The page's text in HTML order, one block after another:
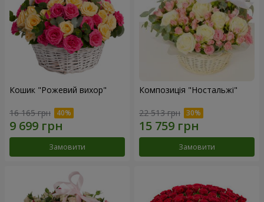
Кошик "Рожевий вихор"
16 165 грн
Замовити
Композиція "Ностальжі"
22 513 грн
Замовити